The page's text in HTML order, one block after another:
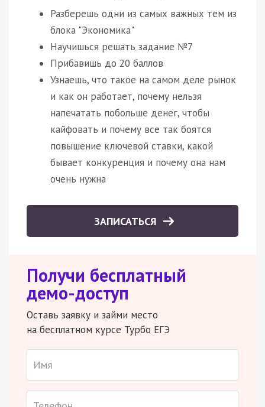
Разберешь одни из самых важных тем из
блока "Экономика"
Научишься решать задание №7
Прибавишь до 20 баллов
Узнаешь, что такое на самом деле рынок
и как он работает, почему нельзя
напечатать побольше денег, чтобы
кайфовать и почему все так боятся
повышение ключевой ставки, какой
бывает конкуренция и почему она нам
очень нужна
ЗАПИСАТЬСЯ
Получи бесплатный
демо-доступ
Оставь заявку и займи место
на бесплатном курсе Турбо ЕГЭ